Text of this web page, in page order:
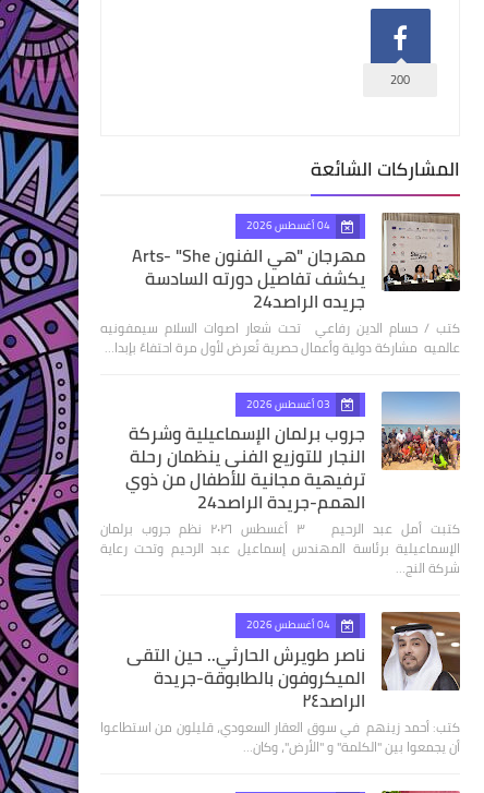
200
المشاركات الشائعة
04 أغسطس 2026
مهرجان "هي الفنون Arts- "She
يكشف تفاصيل دورته السادسة
جريده الراصد24
كتب / حسام الدين رفاعي تحت شعار اصوات السلام سيمفونيه
عالميه مشاركة دولية وأعمال حصرية تُعرض لأول مرة احتفاءً بإبدا…
03 أغسطس 2026
جروب برلمان الإسماعيلية وشركة
النجار للتوزيع الفنى ينظمان رحلة
ترفيهية مجانية للأطفال من ذوي
الهمم-جريدة الراصد24
كتبت أمل عبد الرحيم ٣ أغسطس ٢٠٢٦ نظم جروب برلمان
الإسماعيلية برئاسة المهندس إسماعيل عبد الرحيم وتحت رعاية
شركة النج…
04 أغسطس 2026
ناصر طويرش الحارثي.. حين التقى
الميكروفون بالطابوقة-جريدة
الراصد٢٤
كتب: أحمد زينهم في سوق العقار السعودي، قليلون من استطاعوا
أن يجمعوا بين "الكلمة" و "الأرض"، وكان…